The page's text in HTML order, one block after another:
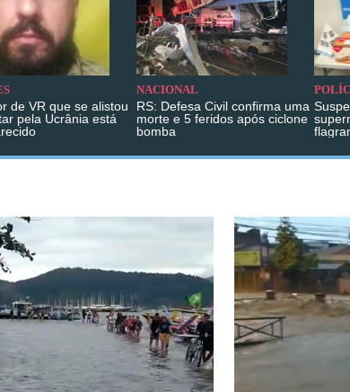
de VR que se alistou
pela Ucrânia está
NACIONAL
RS: Defesa Civil confirma uma
morte e 5 feridos após ciclone
bomba